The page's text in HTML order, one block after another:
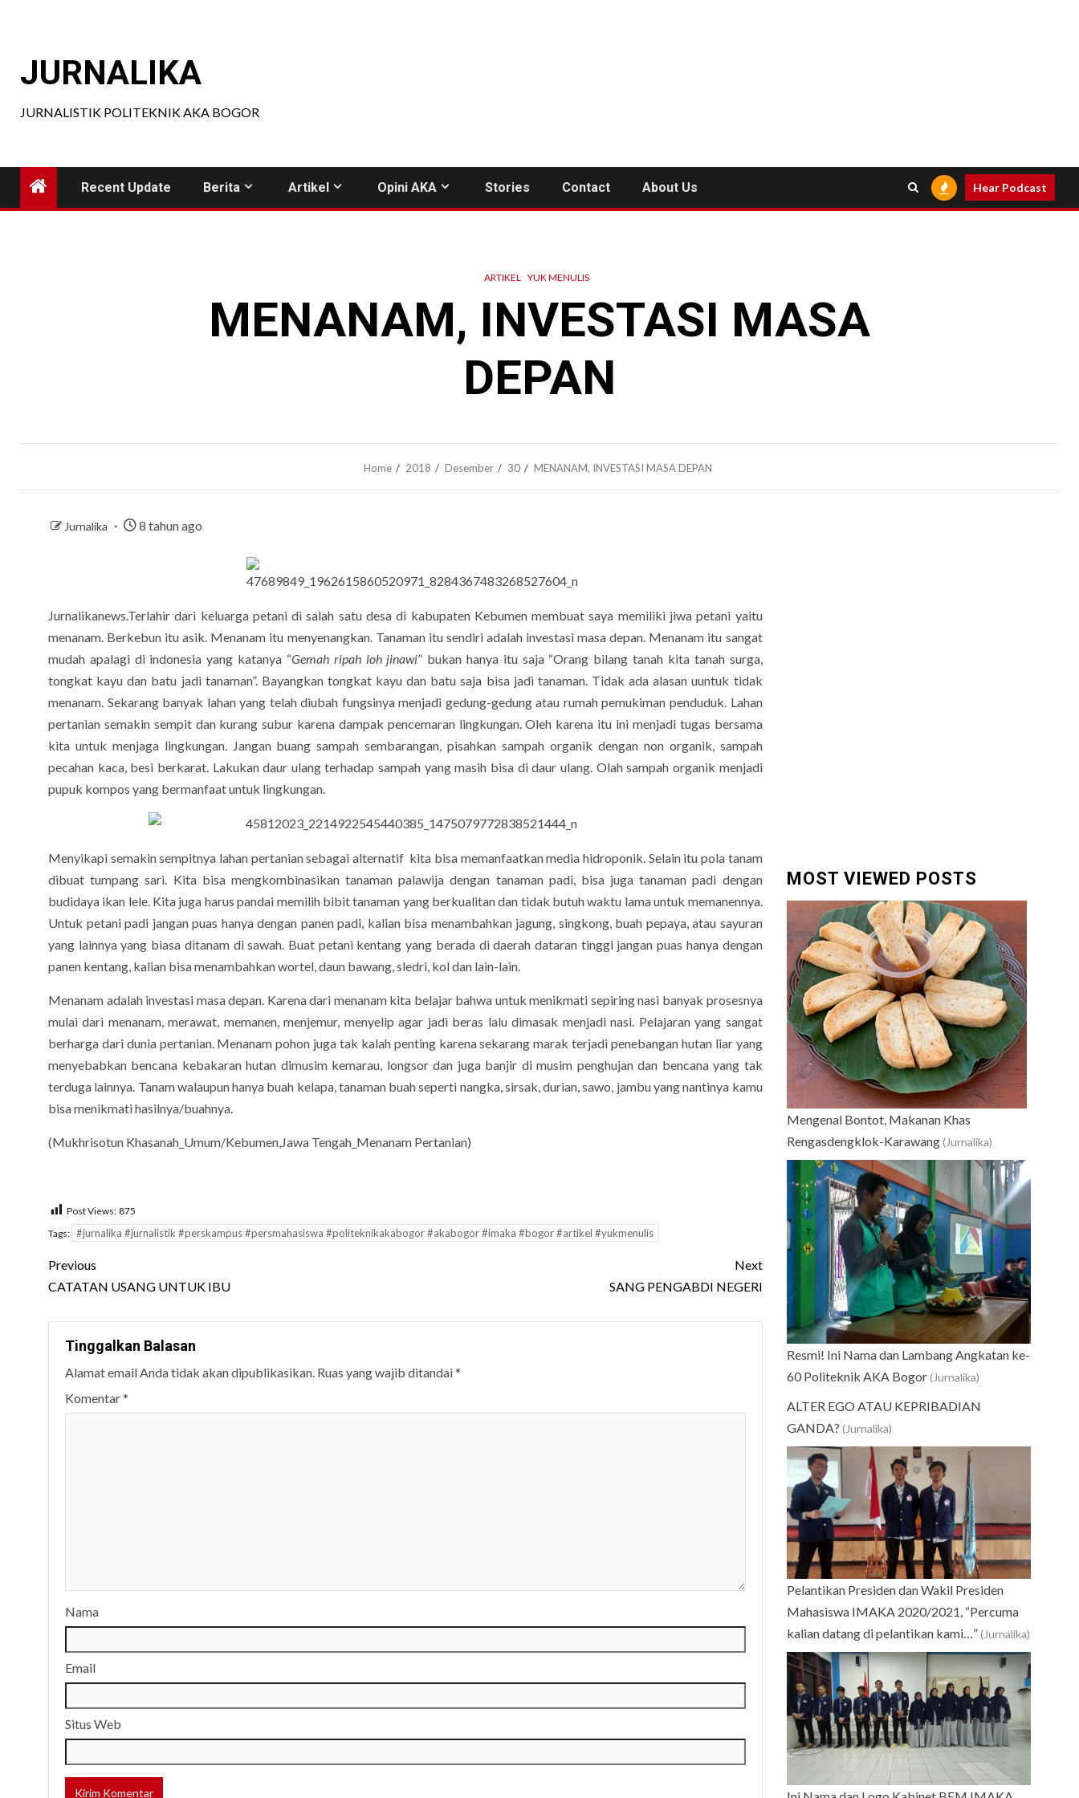
JURNALIKA
JURNALISTIK POLITEKNIK AKA BOGOR
Recent Update Berita Artikel Opini AKA Stories Contact About Us Hear Podcast
ARTIKEL YUK MENULIS
MENANAM, INVESTASI MASA
DEPAN
Home 2018 Desember 30 MENANAM, INVESTASI MASA DEPAN
Jurnalika 8 tahun ago
Jurnalikanews.Terlahir dari keluarga petani di salah satu desa di kabupaten Kebumen membuat saya memiliki jiwa petani yaitu
menanam. Berkebun itu asik. Menanam itu menyenangkan. Tanaman itu sendiri adalah investasi masa depan. Menanam itu sangat
mudah apalagi di indonesia yang katanya “Gemah ripah loh jinawi” bukan hanya itu saja “Orang bilang tanah kita tanah surga,
tongkat kayu dan batu jadi tanaman”. Bayangkan tongkat kayu dan batu saja bisa jadi tanaman. Tidak ada alasan uuntuk tidak
menanam. Sekarang banyak lahan yang telah diubah fungsinya menjadi gedung-gedung atau rumah pemukiman penduduk. Lahan
pertanian semakin sempit dan kurang subur karena dampak pencemaran lingkungan. Oleh karena itu ini menjadi tugas bersama
kita untuk menjaga lingkungan. Jangan buang sampah sembarangan, pisahkan sampah organik dengan non organik, sampah
pecahan kaca, besi berkarat. Lakukan daur ulang terhadap sampah yang masih bisa di daur ulang. Olah sampah organik menjadi
pupuk kompos yang bermanfaat untuk lingkungan.
Menyikapi semakin sempitnya lahan pertanian sebagai alternatif kita bisa memanfaatkan media hidroponik. Selain itu pola tanam
dibuat tumpang sari. Kita bisa mengkombinasikan tanaman palawija dengan tanaman padi, bisa juga tanaman padi dengan
budidaya ikan lele. Kita juga harus pandai memilih bibit tanaman yang berkualitan dan tidak butuh waktu lama untuk memanennya.
Untuk petani padi jangan puas hanya dengan panen padi, kalian bisa menambahkan jagung, singkong, buah pepaya, atau sayuran
yang lainnya yang biasa ditanam di sawah. Buat petani kentang yang berada di daerah dataran tinggi jangan puas hanya dengan
panen kentang, kalian bisa menambahkan wortel, daun bawang, sledri, kol dan lain-lain.
Menanam adalah investasi masa depan. Karena dari menanam kita belajar bahwa untuk menikmati sepiring nasi banyak prosesnya
mulai dari menanam, merawat, memanen, menjemur, menyelip agar jadi beras lalu dimasak menjadi nasi. Pelajaran yang sangat
berharga dari dunia pertanian. Menanam pohon juga tak kalah penting karena sekarang marak terjadi penebangan hutan liar yang
menyebabkan bencana kebakaran hutan dimusim kemarau, longsor dan juga banjir di musim penghujan dan bencana yang tak
terduga lainnya. Tanam walaupun hanya buah kelapa, tanaman buah seperti nangka, sirsak, durian, sawo, jambu yang nantinya kamu
bisa menikmati hasilnya/buahnya.
(Mukhrisotun Khasanah_Umum/Kebumen,Jawa Tengah_Menanam Pertanian)
Post Views: 875
Tags: #jurnalika #jurnalistik #perskampus #persmahasiswa #politeknikakabogor #akabogor #imaka #bogor #artikel #yukmenulis
Post
navigation
Previous
CATATAN USANG UNTUK IBU
Next
SANG PENGABDI NEGERI
Tinggalkan Balasan
Alamat email Anda tidak akan dipublikasikan. Ruas yang wajib ditandai*
Komentar*
Nama
Email
Situs Web
MOST VIEWED POSTS
Mengenal Bontot, Makanan Khas
Rengasdengklok-Karawang (Jurnalika)
Resmi! Ini Nama dan Lambang Angkatan ke-
60 Politeknik AKA Bogor (Jurnalika)
ALTER EGO ATAU KEPRIBADIAN
GANDA? (Jurnalika)
Pelantikan Presiden dan Wakil Presiden
Mahasiswa IMAKA 2020/2021, “Percuma
kalian datang di pelantikan kami…” (Jurnalika)